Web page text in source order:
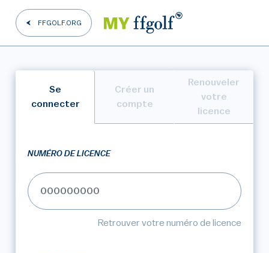
FFGOLF.ORG
Se
connecter
Créer un
compte
Renouveler
votre
licence
NUMÉRO DE LICENCE
Retrouver votre numéro de licence